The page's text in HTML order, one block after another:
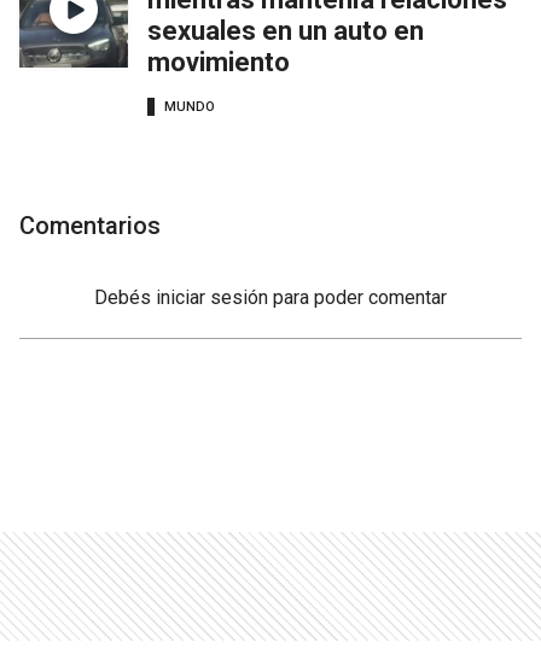
sexuales en un auto en
movimiento
MUNDO
Comentarios
Debés iniciar sesión para poder comentar